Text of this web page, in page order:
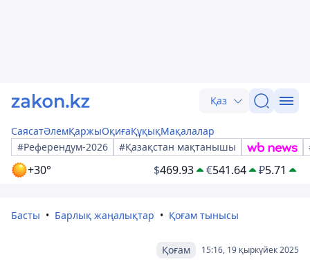
Қаз
СаясатӘлемҚаржыОқиғаҚұқықМақалалар
#Референдум-2026
#Қазақстан мақтанышы
+30° $469.93 €541.64 ₽5.71
Басты Барлық жаңалықтар Қоғам тынысы
15:16, 19 қыркүйек 2025
Қоғам